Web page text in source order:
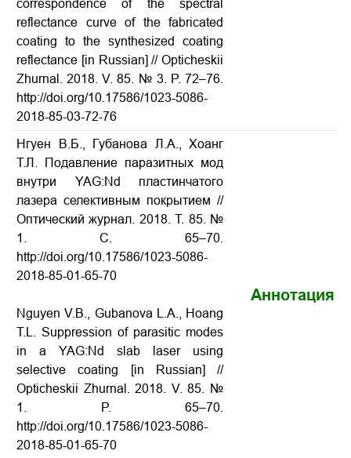
correspondence of the spectral
reflectance curve of the fabricated
coating to the synthesized coating
reflectance [in Russian] // Opticheskii
Zhurnal. 2018. V. 85. № 3. P. 72–76.
http://doi.org/10.17586/1023-5086-
2018-85-03-72-76
Нгуен В.Б., Губанова Л.А., Хоанг
Т.Л. Подавление паразитных мод
внутри YAG:Nd пластинчатого
лазера селективным покрытием //
Оптический журнал. 2018. Т. 85. №
1. С. 65–70.
http://doi.org/10.17586/1023-5086-
2018-85-01-65-70
Nguyen V.B., Gubanova L.A., Hoang
T.L. Suppression of parasitic modes
in a YAG:Nd slab laser using
selective coating
[in Russian] //
Opticheskii Zhurnal. 2018. V. 85. №
1. P. 65–70.
http://doi.org/10.17586/1023-5086-
2018-85-01-65-70
Аннотация